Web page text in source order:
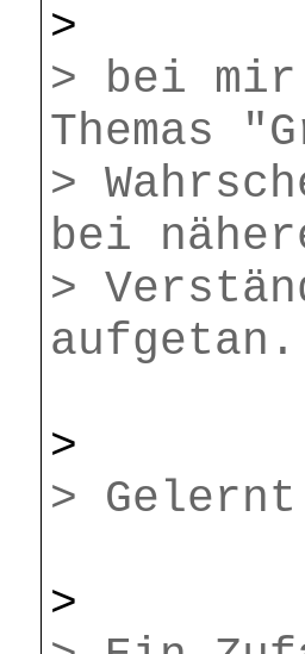
>
> bei
Themas
>
bei
>
>
>
>